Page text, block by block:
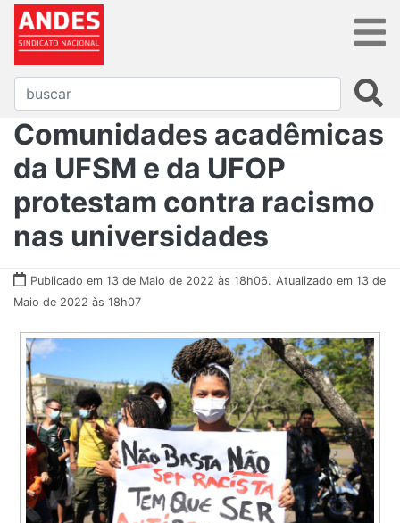
Comunidades acadêmicas
da UFSM e da UFOP
protestam contra racismo
nas universidades
Publicado em 13 de Maio de 2022 às 18h06. Atualizado em 13 de
Maio de 2022 às 18h07